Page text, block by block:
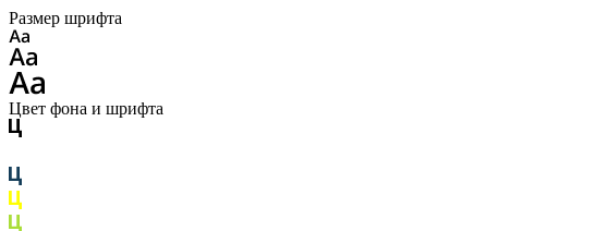
Размер шрифта
Цвет фона и шрифта